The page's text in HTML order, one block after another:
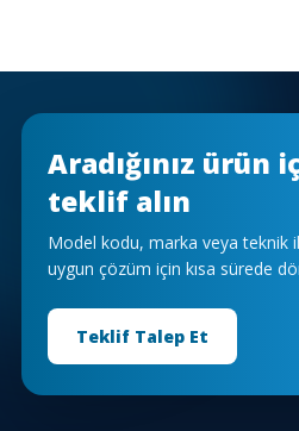
Aradığınız ürün
teklif alın
Model kodu, marka veya teknik
uygun çözüm için kısa sürede
Teklif Talep Et